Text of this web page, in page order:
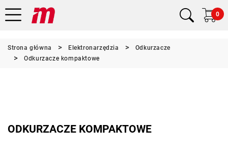
0
Strona główna Elektronarzędzia
Odkurzacze
Odkurzacze kompaktowe
ODKURZACZE KOMPAKTOWE